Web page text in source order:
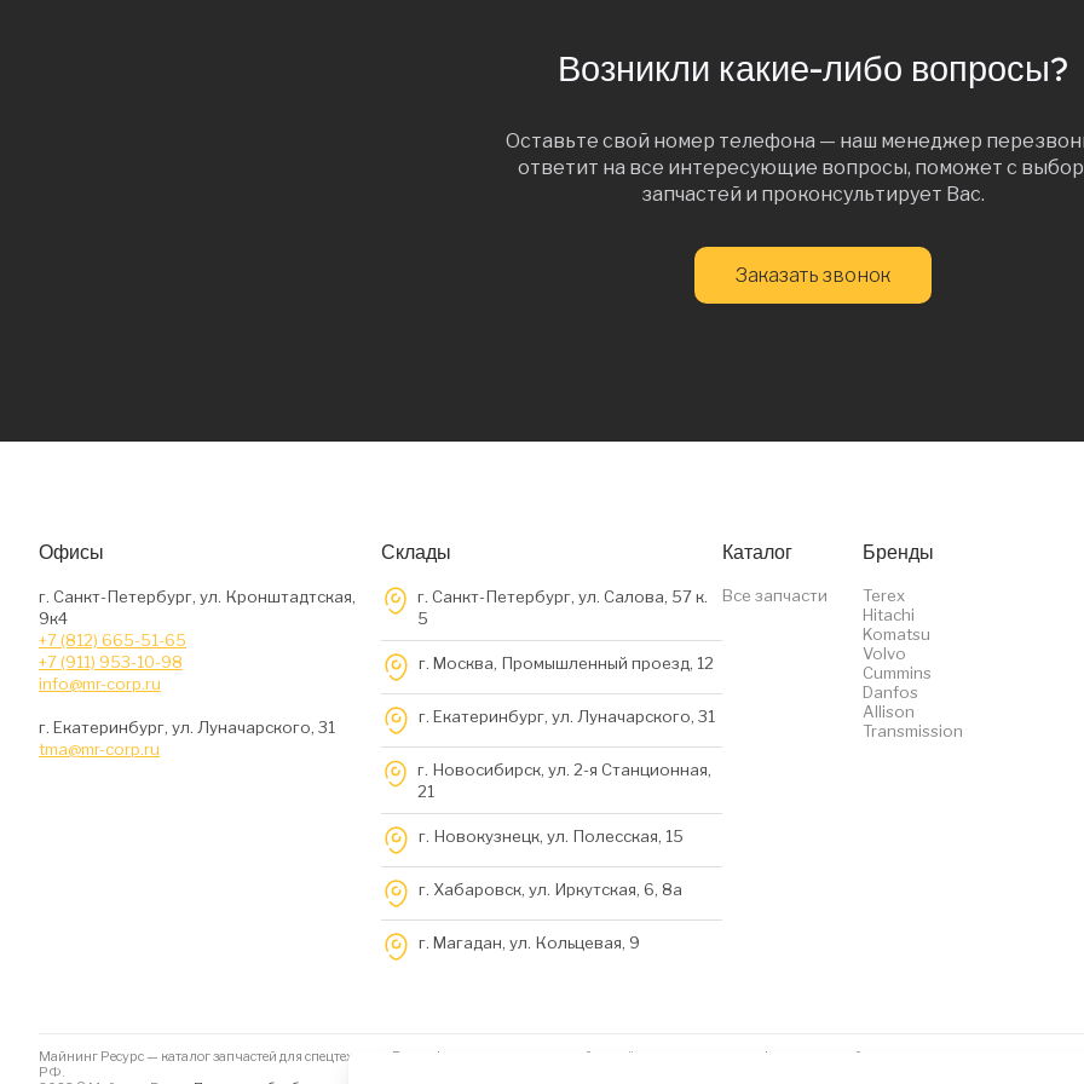
Возникли какие-либо вопросы?
Оставьте свой номер телефона — наш менеджер
ответит на все интересующие вопросы, поможет с
запчастей и проконсультирует Вас.
Заказать звонок
Офисы
г. Санкт-Петербург, ул. Кронштадтская,
9к4
+7 (812) 665-51-65
+7 (911) 953-10-98
info@mr-corp.ru
г. Екатеринбург, ул. Луначарского, 31
tma@mr-corp.ru
Склады
г. Санкт-Петербург, ул. Салова, 57 к.
5
г. Москва, Промышленный проезд, 12
г. Екатеринбург, ул. Луначарского, 31
г. Новосибирск, ул. 2-я Станционная,
21
г. Новокузнецк, ул. Полесская, 15
г. Хабаровск, ул. Иркутская, 6, 8a
г. Магадан, ул. Кольцевая, 9
Каталог
Все запчасти
Бренды
Terex
Hitachi
Komatsu
Volvo
Cummins
Danfos
Allison
Transmission
Майнинг Ресурс — каталог запчастей для спецтехники. Вся информация на данном сайте несёт исключительно информационный характер и ни при каких
РФ.